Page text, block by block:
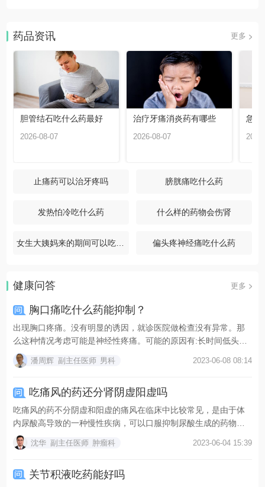
药品资讯 更多
胆管结石吃什么药最好
2026-08-07
治疗牙痛消炎药有哪些
2026-08-07
急性
止痛药可以治牙疼吗 膀胱痛吃什么药
发热怕冷吃什么药 什么样的药物会伤肾
女生大姨妈来的期间可以吃药吗 偏头疼神经痛吃什么药
健康问答 更多
胸口痛吃什么药能抑制？
出现胸口疼痛。没有明显的诱因，就诊医院做检查没有异常。那
么这种情况考虑可能是神经性疼痛。可能的原因有:长时间低头
保...
潘周辉 副主任医师 男科 2023-06-08 08:14
吃痛风的药还分肾阴虚阳虚吗
吃痛风的药不分阴虚和阳虚的痛风在临床中比较常见，是由于体
内尿酸高导致的一种慢性疾病，可以口服抑制尿酸生成的药物和
促...
沈华 副主任医师 肿瘤科 2023-06-04 15:39
关节积液吃药能好吗